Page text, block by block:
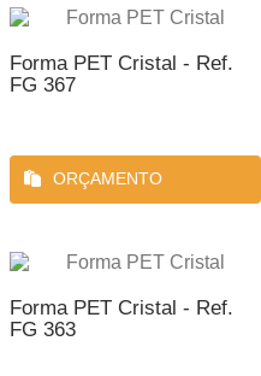
Forma PET Cristal - Ref.
FG 367
ORÇAMENTO
Forma PET Cristal - Ref.
FG 363